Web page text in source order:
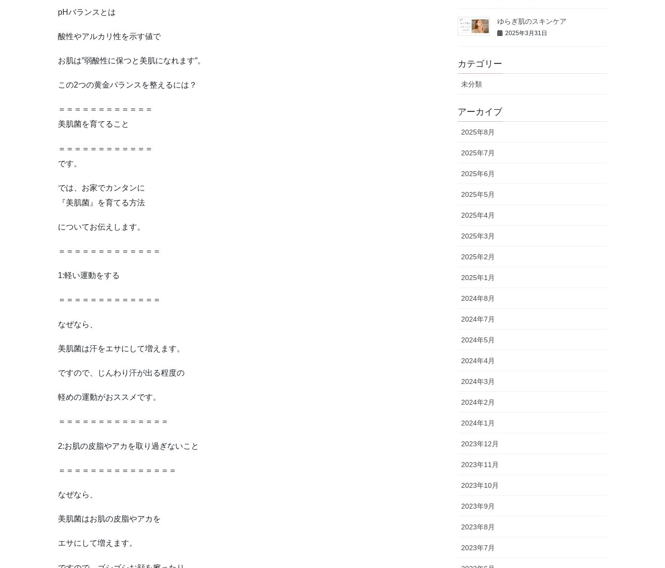
pHバランスとは
酸性やアルカリ性を示す値で
お肌は”弱酸性に保つと美肌になれます”。
この2つの黄金バランスを整えるには？
＝＝＝＝＝＝＝＝＝＝＝＝
美肌菌を育てること
＝＝＝＝＝＝＝＝＝＝＝＝
です。
では、お家でカンタンに
『美肌菌』を育てる方法
についてお伝えします。
＝＝＝＝＝＝＝＝＝＝＝＝＝
1:軽い運動をする
＝＝＝＝＝＝＝＝＝＝＝＝＝
なぜなら、
美肌菌は汗をエサにして増えます。
ですので、じんわり汗が出る程度の
軽めの運動がおススメです。
＝＝＝＝＝＝＝＝＝＝＝＝＝＝
2:お肌の皮脂やアカを取り過ぎないこと
＝＝＝＝＝＝＝＝＝＝＝＝＝＝＝
なぜなら、
美肌菌はお肌の皮脂やアカを
エサにして増えます。
ゆらぎ肌のスキンケア
2025年3月31日
カテゴリー
未分類
アーカイブ
2025年8月
2025年7月
2025年6月
2025年5月
2025年4月
2025年3月
2025年2月
2025年1月
2024年8月
2024年7月
2024年5月
2024年4月
2024年3月
2024年2月
2024年1月
2023年12月
2023年11月
2023年10月
2023年9月
2023年8月
2023年7月